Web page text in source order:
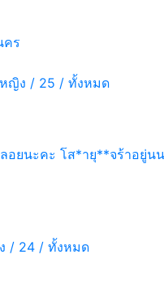
คร
อยนะคะ โส*ายุ**จร้าอยู่น